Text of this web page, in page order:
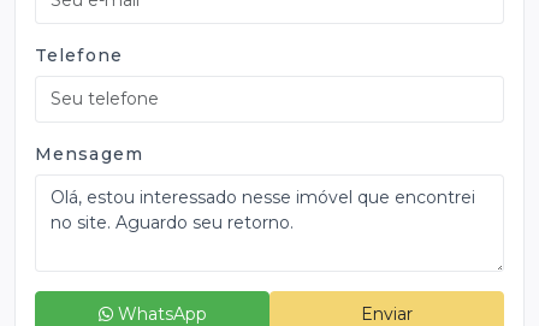
Telefone
Mensagem
Enviar
WhatsApp